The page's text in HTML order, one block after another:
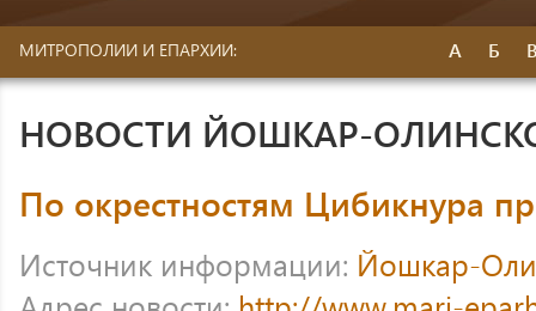
МИТРОПОЛИИ И ЕПАРХИИ: А Б
НОВОСТИ ЙОШКАР-
По окрестностям Цибикнура
Источник информации: Йошкар-